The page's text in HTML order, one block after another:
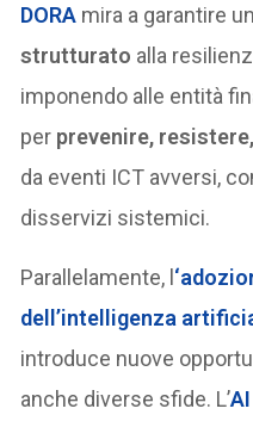
DORA mira a garantire
strutturato alla
imponendo alle entità
per prevenire,
da eventi ICT avversi,
disservizi sistemici.
Parallelamente, l
dell’intelligenza
introduce nuove
anche diverse sfide. L’